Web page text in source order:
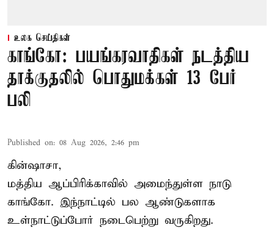
உலக செய்திகள்
காங்கோ: பயங்கரவாதிகள் நடத்திய
தாக்குதலில் பொதுமக்கள் 13 பேர்
பலி
Published on: 08 Aug 2026, 2:46 pm
கின்ஷாசா,
மத்திய ஆப்பிரிக்காவில் அமைந்துள்ள நாடு
காங்கோ. இந்நாட்டில் பல ஆண்டுகளாக
உள்நாட்டுப்போர் நடைபெற்று வருகிறது.